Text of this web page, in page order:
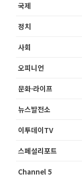
국제
정치
사회
오피니언
문화·라이프
뉴스발전소
이투데이TV
스페셜리포트
Channel 5